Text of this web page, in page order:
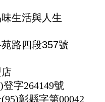
20坪以下
50~60 坪